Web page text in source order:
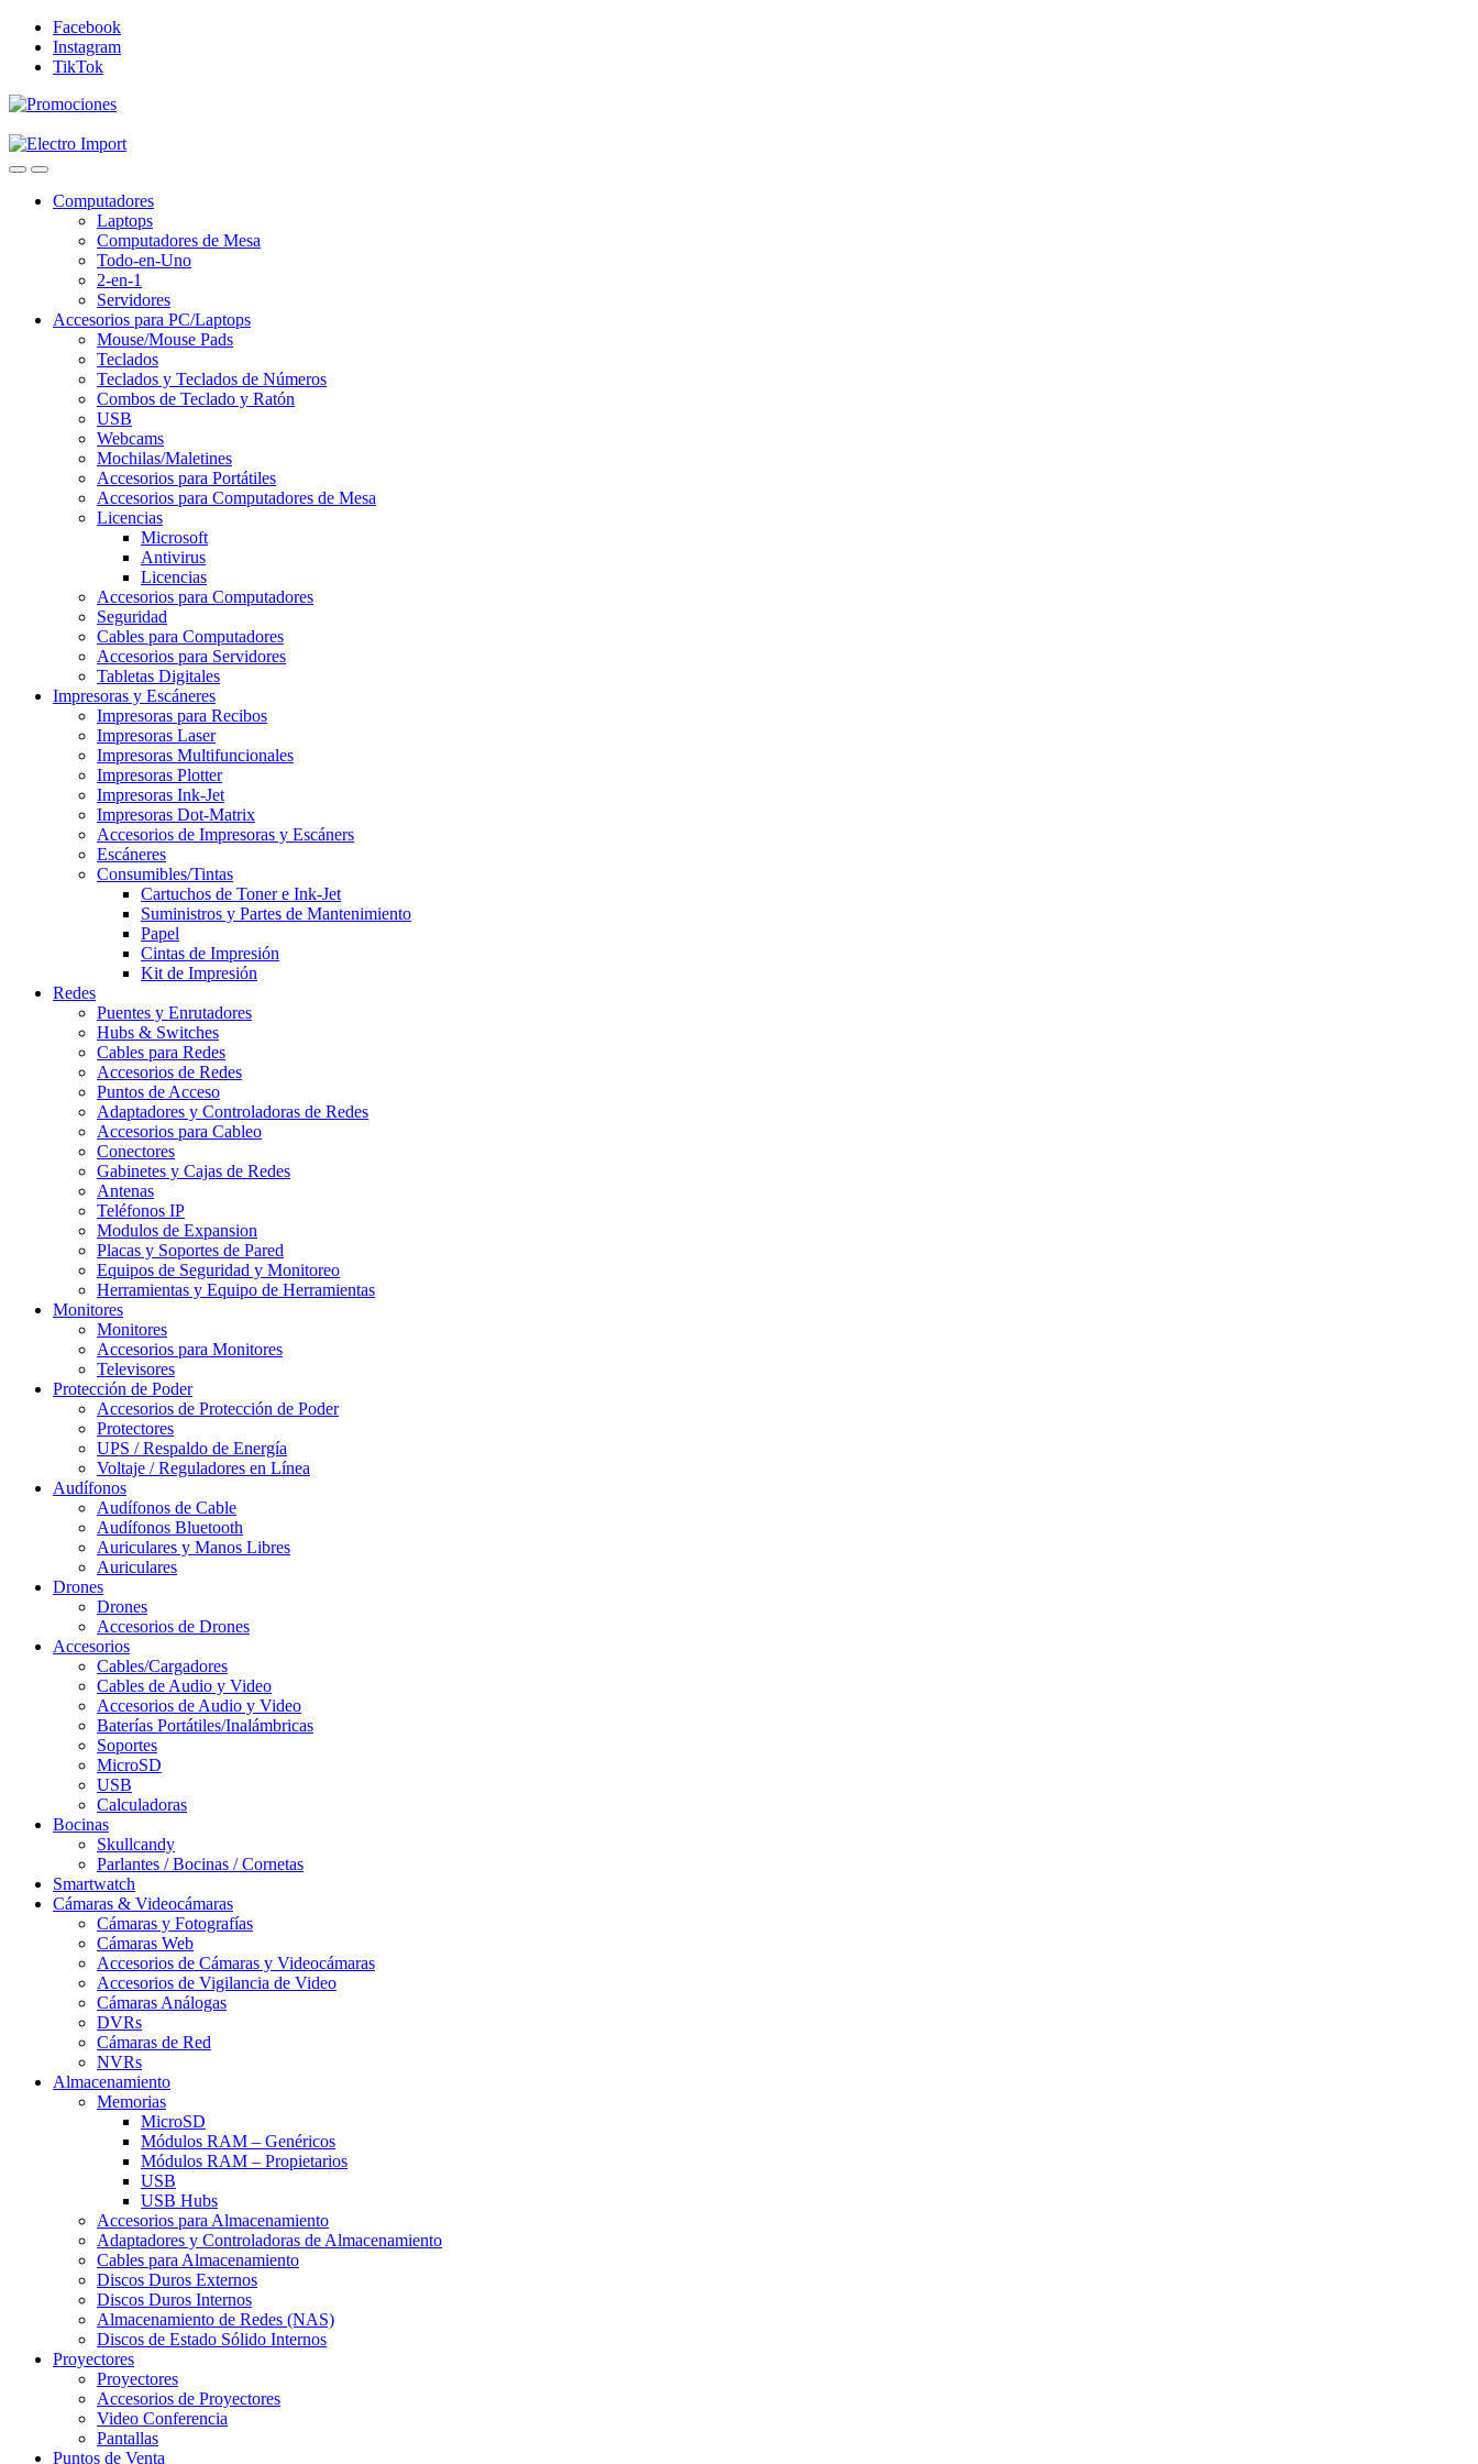
Skip
navigation
Skip
content
Facebook
Instagram
TikTok
Computadores
Laptops
Computadores de Mesa
Todo-en-Uno
2-en-1
Servidores
Accesorios para PC/Laptops
Mouse/Mouse Pads
Teclados
Teclados y Teclados de Números
Combos de Teclado y Ratón
USB
Webcams
Mochilas/Maletines
Accesorios para Portátiles
Accesorios para Computadores de Mesa
Licencias
Microsoft
Antivirus
Licencias
Accesorios para Computadores
Seguridad
Cables para Computadores
Accesorios para Servidores
Tabletas Digitales
Impresoras y Escáneres
Impresoras para Recibos
Impresoras Laser
Impresoras Multifuncionales
Impresoras Plotter
Impresoras Ink-Jet
Impresoras Dot-Matrix
Accesorios de Impresoras y Escáners
Escáneres
Consumibles/Tintas
Cartuchos de Toner e Ink-Jet
Suministros y Partes de Mantenimiento
Papel
Cintas de Impresión
Kit de Impresión
Redes
Puentes y Enrutadores
Hubs & Switches
Cables para Redes
Accesorios de Redes
Puntos de Acceso
Adaptadores y Controladoras de Redes
Accesorios para Cableo
Conectores
Gabinetes y Cajas de Redes
Antenas
Teléfonos IP
Modulos de Expansion
Placas y Soportes de Pared
Equipos de Seguridad y Monitoreo
Herramientas y Equipo de Herramientas
Monitores
Monitores
Accesorios para Monitores
Televisores
Protección de Poder
Accesorios de Protección de Poder
Protectores
UPS / Respaldo de Energía
Voltaje / Reguladores en Línea
Audífonos
Audífonos de Cable
Audífonos Bluetooth
Auriculares y Manos Libres
Auriculares
Drones
Drones
Accesorios de Drones
Accesorios
Cables/Cargadores
Cables de Audio y Video
Accesorios de Audio y Video
Baterías Portátiles/Inalámbricas
Soportes
MicroSD
USB
Calculadoras
Bocinas
Skullcandy
Parlantes / Bocinas / Cornetas
Smartwatch
Cámaras & Videocámaras
Cámaras y Fotografías
Cámaras Web
Accesorios de Cámaras y Videocámaras
Accesorios de Vigilancia de Video
Cámaras Análogas
DVRs
Cámaras de Red
NVRs
Almacenamiento
Memorias
MicroSD
Módulos RAM – Genéricos
Módulos RAM – Propietarios
USB
USB Hubs
Accesorios para Almacenamiento
Adaptadores y Controladoras de Almacenamiento
Cables para Almacenamiento
Discos Duros Externos
Discos Duros Internos
Almacenamiento de Redes (NAS)
Discos de Estado Sólido Internos
Proyectores
Proyectores
Accesorios de Proyectores
Video Conferencia
Pantallas
Puntos de Venta